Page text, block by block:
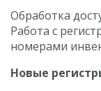
Обработка
Работа с
номерами
Новые